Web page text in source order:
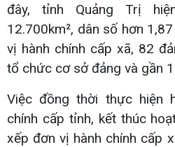
đây, tỉnh Quảng Trị
12.700km², dân số hơn
vị hành chính cấp xã, 82
tổ chức cơ sở đảng và gần
Việc đồng thời thực hiện
chính cấp tỉnh, kết thúc
xếp đơn vị hành chính cấp